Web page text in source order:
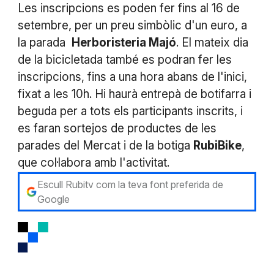
Les inscripcions es poden fer fins al 16 de
setembre, per un preu simbòlic d'un euro, a
la parada
Herboristeria Majó. El mateix dia
de la bicicletada també es podran fer les
inscripcions, fins a una hora abans de l'inici,
fixat a les 10h. Hi haurà entrepà de botifarra i
beguda per a tots els participants inscrits, i
es faran sortejos de productes de les
parades del Mercat i de la botiga RubiBike,
que col·labora amb l'activitat.
Escull Rubitv com la teva font preferida de
Google